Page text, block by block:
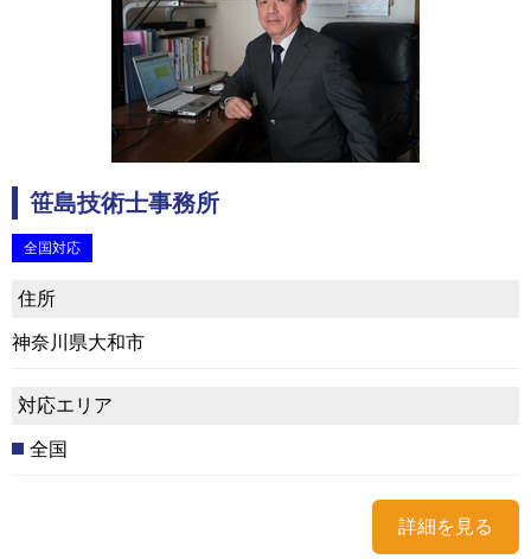
笹島技術士事務所
全国対応
住所
神奈川県大和市
対応エリア
全国
詳細を見る